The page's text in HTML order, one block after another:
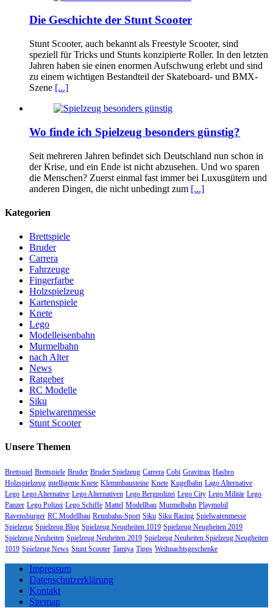
Die Geschichte der Stunt Scooter
Stunt Scooter, auch bekannt als Freestyle Scooter, sind
speziell für Tricks und Stunts konzipierte Roller. In den letzten
Jahren haben sie einen enormen Aufschwung erlebt und sind
zu einem wichtigen Bestandteil der Skateboard- und BMX-
Szene [...]
Wo finde ich Spielzeug besonders günstig?
Seit mehreren Jahren befindet sich Deutschland nun schon in
der Krise, und ein Ende ist nicht abzusehen. Und wo sparen
die Menschen? Zuerst einmal fast immer bei Luxusgütern und
anderen Dingen, die nicht unbedingt zum [...]
Kategorien
Brettspiele
Bruder
Carrera
Fahrzeuge
Fingerfarbe
Holzspielzeug
Kartenspiele
Knete
Lego
Modelleisenbahn
Murmelbahn
nach Alter
News
Ratgeber
RC Modelle
Siku
Spielwarenmesse
Stunt Scooter
Unsere Themen
Brettspiel Brettspiele Bruder Bruder Spielzeug Carrera Cobi Gravitrax Hasbro
Holzspielzeug intelligente Knete Klemmbausteine Knete Kugelbahn Lago Alternative
Lego Lego Alternative Lego Alternativen Lego Bergpolizei Lego City Lego Militär Lego
Panzer Lego Polizei Lego Schiffe Mattel Modellbau Murmelbahn Playmobil
Ravensburger RC Modellbau Rennbahn-Sport Siku Siku Racing Spielwarenmesse
Spielzeug Spielzeug Blog Spielzeug Neugheiten 1019 Spielzeug Neugheiten 2019
Spielzeug Neuheiten Spielzeug Neuheiten 2019 Spielzeug Neuheiten Spielzeug Neugheiten
1019 Spielzeug News Stunt Scooter Tamiya Tipps Weihnachtsgeschenke
Impressum
Datenschutzerklärung
Kontakt
Sitemap